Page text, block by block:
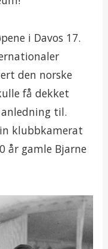
i Davos 17.
den norske
få dekket
til.
klubbkamerat
år gamle Bjarne